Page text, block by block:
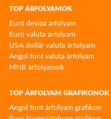
TOP ÁRFOLYAMOK
Euró deviza árfolyam
Euró valuta árfolyam
USA dollár valuta árfolyam
Angol font valuta árfolyam
MNB árfolyamok
TOP ÁRFOLYAM GRAFIKONOK
Angol font árfolyam grafikon